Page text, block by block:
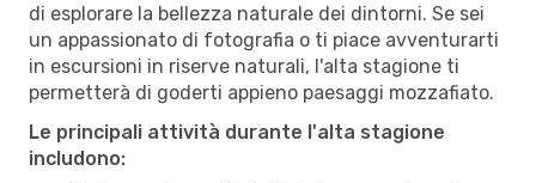
di esplorare la bellezza naturale dei dintorni. Se sei
un appassionato di fotografia o ti piace avventurarti
in escursioni in riserve naturali, l'alta stagione ti
permetterà di goderti appieno paesaggi mozzafiato.
Le principali attività durante l'alta stagione
includono: